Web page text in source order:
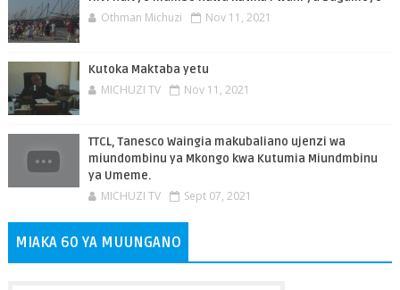
Othman Michuzi Nov 11, 2021
Kutoka Maktaba yetu
MICHUZI TV Nov 11, 2021
TTCL, Tanesco Waingia makubaliano ujenzi wa
miundombinu ya Mkongo kwa Kutumia Miundmbinu
ya Umeme.
MICHUZI TV Sept 07, 2021
MIAKA 60 YA MUUNGANO